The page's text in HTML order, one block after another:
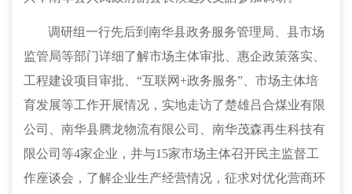
调研组一行先后到 南华县政务服务管理局、县市场
监管局等部门详细了解市场主体审批、惠企政策落实、
工程建设项目审批、 “互联网+政务服务” 、市场主体培
育发展等工作开展情况 ，实地走访了楚雄吕合煤业有限
公司、 南华县腾龙物流有限公司、南华茂森再生科技有
限公司等4家企业，并与15家市场主体召开民主监督工
作座谈会， 了解企业生产经营情况 ，征求对优化营商环